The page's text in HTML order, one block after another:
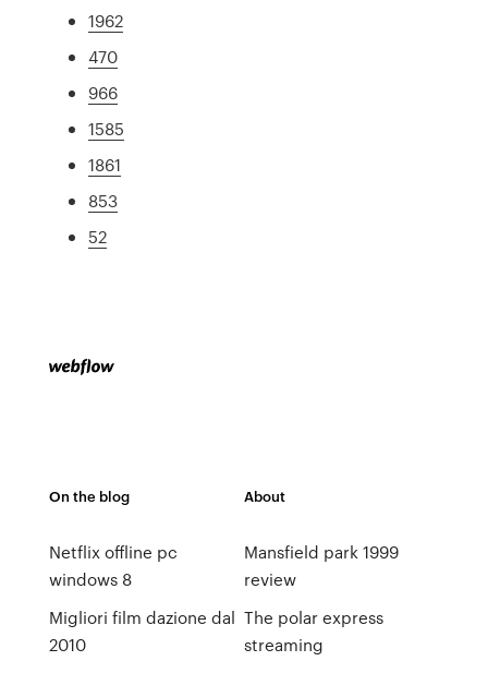
1962
470
966
1585
1861
853
52
On the blog
Netflix offline pc
windows 8
Migliori film dazione dal
2010
About
Mansfield park 1999
review
The polar express
streaming